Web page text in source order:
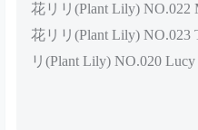
花リリ(Plant Lily) NO.022
花リリ(Plant Lily) NO.023
リ(Plant Lily) NO.020